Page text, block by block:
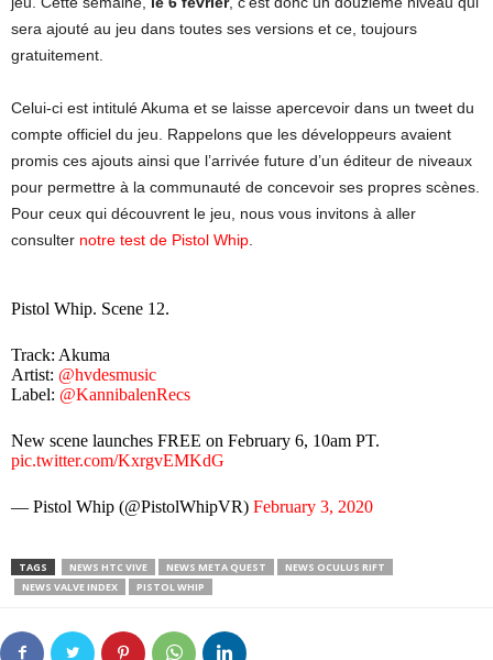
sera ajouté au jeu dans toutes ses versions et ce, toujours
gratuitement.
Celui-ci est intitulé Akuma et se laisse apercevoir dans un tweet du
compte officiel du jeu. Rappelons que les développeurs avaient
promis ces ajouts ainsi que l’arrivée future d’un éditeur de niveaux
pour permettre à la communauté de concevoir ses propres scènes.
Pour ceux qui découvrent le jeu, nous vous invitons à aller
consulter notre test de Pistol Whip
Pistol Whip. Scene 12.
Track: Akuma
Artist: @hvdesmusic
Label: @KannibalenRecs
New scene launches FREE on February 6, 10am PT.
pic.twitter.com/KxrgvEMKdG
— Pistol Whip (@PistolWhipVR) February 3, 2020
TAGS NEWS HTC VIVE NEWS META QUEST
NEWS OCULUS RIFT
NEWS VALVE INDEX
PISTOL WHIP